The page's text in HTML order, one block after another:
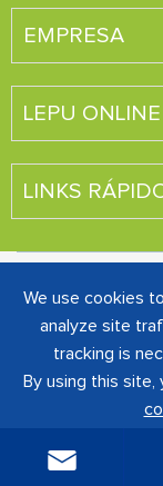
EMPRESA
LEPU
LINKS
Direitos
CO.,
粤ICP备

We use cookies
analyze site
tracking is
By using this